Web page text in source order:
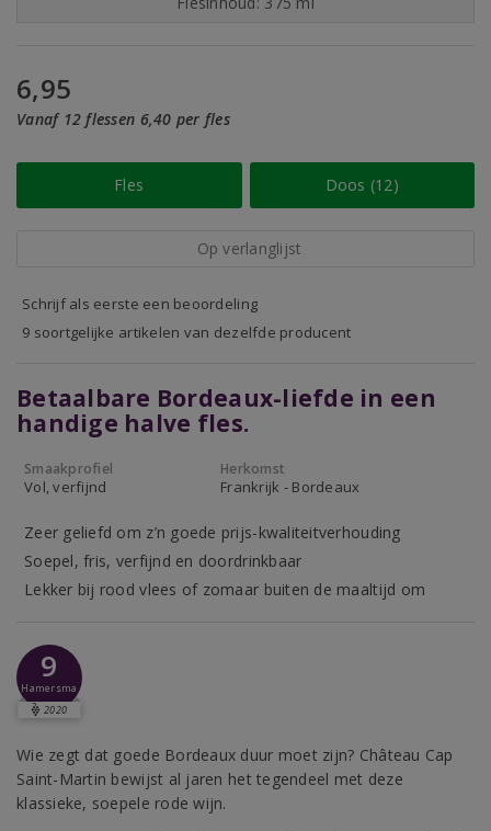
6,95
Vanaf 12 flessen 6,40 per fles
Fles Doos (12)
Op verlanglijst
Schrijf als eerste een beoordeling
9 soortgelijke artikelen van dezelfde producent
Betaalbare Bordeaux-liefde in een
handige halve fles.
Smaakprofiel
Vol, verfijnd
Herkomst
Frankrijk - Bordeaux
Zeer geliefd om z’n goede prijs-kwaliteitverhouding
Soepel, fris, verfijnd en doordrinkbaar
Lekker bij rood vlees of zomaar buiten de maaltijd om
9
Hamersma
2020
Wie zegt dat goede Bordeaux duur moet zijn? Château Cap
Saint-Martin bewijst al jaren het tegendeel met deze
klassieke, soepele rode wijn.